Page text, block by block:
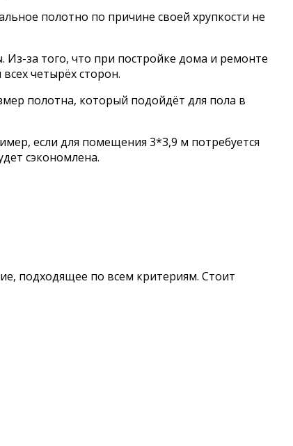
полотно по причине своей хрупкости не
за того, что при постройке дома и ремонте
четырёх сторон.
полотна, который подойдёт для пола в
если для помещения 3*3,9 м потребуется
сэкономлена.
подходящее по всем критериям. Стоит